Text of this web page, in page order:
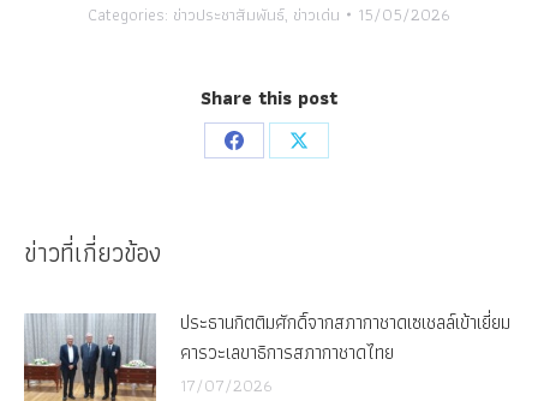
Categories: ข่าวประชาสัมพันธ์, ข่าวเด่น 15/05/2026
Share this post
Share
Share
ข่าวที่เกี่ยวข้อง
ประธานกิตติมศักดิ์จากสภากาชาดเซเชลล์เข้าเยี่ยม
คารวะเลขาธิการสภากาชาดไทย
17/07/2026